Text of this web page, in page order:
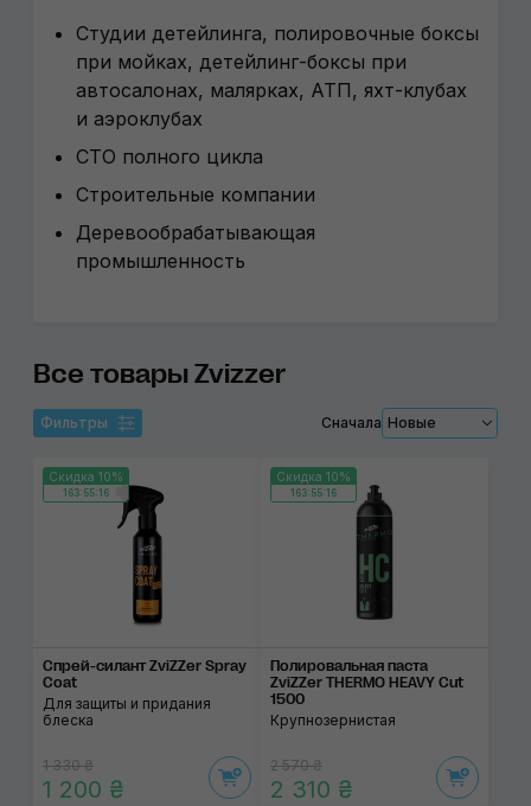
Студии детейлинга, полировочные боксы
при мойках, детейлинг-боксы при
автосалонах, малярках, АТП, яхт-клубах
и аэроклубах
СТО полного цикла
Строительные компании
Деревообрабатывающая
промышленность
Все товары Zvizzer
Фильтры Сначала Новые
Скидка 10%
163:55:15
Спрей-силант ZviZZer Spray
Coat
Для защиты и придания
блеска
1 330 ₴
1 200 ₴
Скидка 10%
163:55:15
Полировальная паста
ZviZZer THERMO HEAVY Cut
1500
Крупнозернистая
2 570 ₴
2 310 ₴